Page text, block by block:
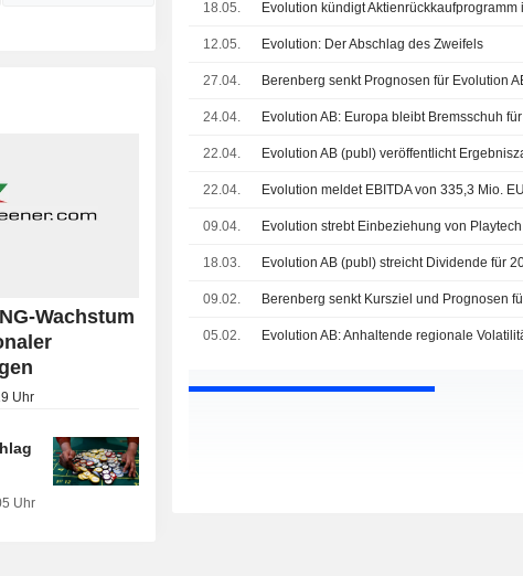
18.05. Evolution kündigt
12.05. Evolution: Der Abschlag des Zweifels
27.04.
24.04. Evolution AB: Europa bleibt Bremsschuh
22.04.
22.04. Evolution meldet EBITDA von 335,3 Mio.
09.04.
18.03. Evolution AB (publ) streicht Dividende für
09.02.
05.02. Evolution AB: Anhaltende regionale
Wachstum
Uhr
Uhr